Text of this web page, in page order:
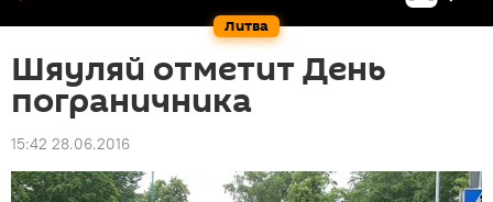
Литва
Шяуляй отметит День
пограничника
15:42 28.06.2016